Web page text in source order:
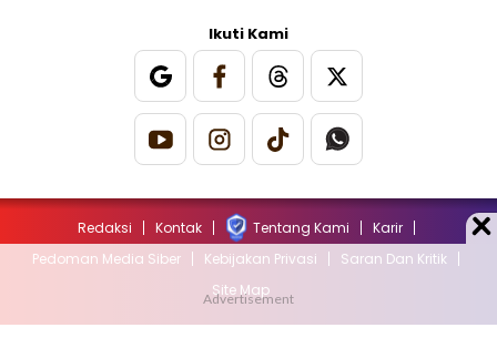
Ikuti Kami
Redaksi Kontak Tentang Kami
Karir
Pedoman Media Siber
Kebijakan Privasi
Saran Dan Kritik
Site Map